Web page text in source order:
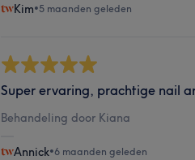
Kim•5 maanden geleden
Super ervaring, prachtige nail
Behandeling door Kiana
Annick•6 maanden geleden